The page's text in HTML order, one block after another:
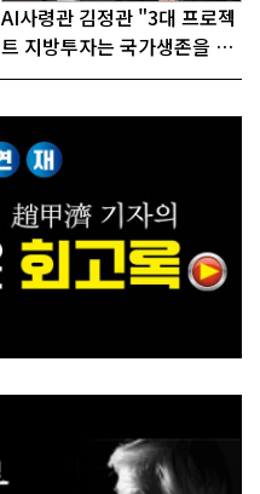
AI사령관 김정관 "3대 프로젝
트 지방투자는 국가생존을 건
대전략"